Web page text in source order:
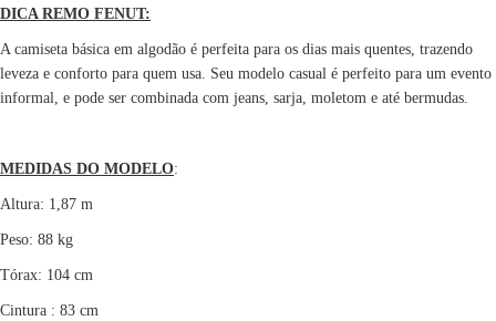
DICA REMO FENUT:
A camiseta básica em algodão é perfeita para os dias mais quentes, trazendo
leveza e conforto para quem usa. Seu modelo casual é perfeito para um evento
informal, e pode ser combinada com jeans, sarja, moletom e até bermudas.
MEDIDAS DO MODELO:
Altura: 1,87 m
Peso: 88 kg
Tórax: 104 cm
Cintura : 83 cm